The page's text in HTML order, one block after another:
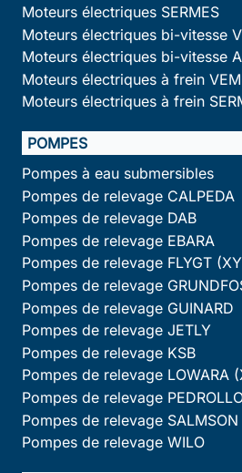
Moteurs électriques SERMES
Moteurs électriques bi-vitesse
Moteurs électriques bi-vitesse
Moteurs électriques à frein VEM
Moteurs électriques à frein
POMPES
Pompes à eau submersibles
Pompes de relevage CALPEDA
Pompes de relevage DAB
Pompes de relevage EBARA
Pompes de relevage FLYGT
Pompes de relevage
Pompes de relevage GUINARD
Pompes de relevage JETLY
Pompes de relevage KSB
Pompes de relevage LOWARA
Pompes de relevage
Pompes de relevage SALMSON
Pompes de relevage WILO